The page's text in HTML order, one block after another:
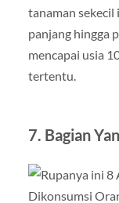
tanaman sekecil
panjang hingga
mencapai usia
tertentu.
7. Bagian